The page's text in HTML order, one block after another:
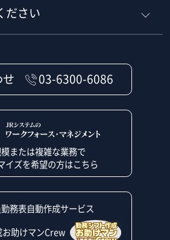
ださい
03-6300-6086
または複雑な業務で
イズを希望の方はこちら
務表自動作成サービス
助けマンCrew